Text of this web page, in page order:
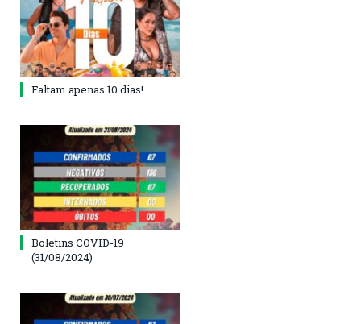
Faltam apenas 10 dias!
Boletins COVID-19
(31/08/2024)